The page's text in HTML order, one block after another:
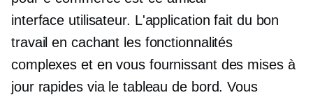
interface utilisateur. L'application fait du bon
travail en cachant les fonctionnalités
complexes et en vous fournissant des mises à
jour rapides via le tableau de bord. Vous